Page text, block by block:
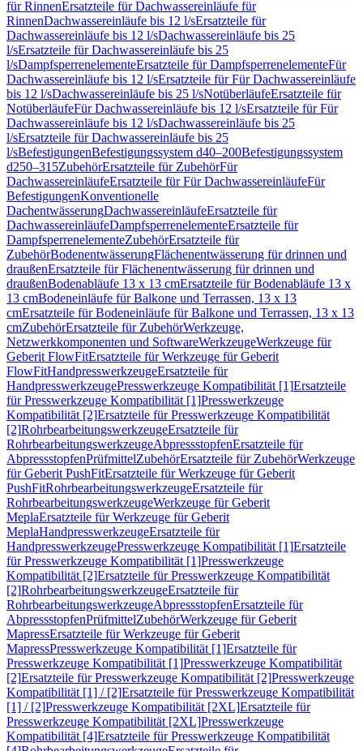
für RinnenErsatzteile für Dachwassereinläufe für
RinnenDachwassereinläufe bis 12 l/sErsatzteile für
Dachwassereinläufe bis 12 l/sDachwassereinläufe bis 25
l/sErsatzteile für Dachwassereinläufe bis 25
l/sDampfsperrenelementeErsatzteile für DampfsperrenelementeFür
Dachwassereinläufe bis 12 l/sErsatzteile für Für Dachwassereinläufe
bis 12 l/sDachwassereinläufe bis 25 l/sNotüberläufeErsatzteile für
NotüberläufeFür Dachwassereinläufe bis 12 l/sErsatzteile für Für
Dachwassereinläufe bis 12 l/sDachwassereinläufe bis 25
l/sErsatzteile für Dachwassereinläufe bis 25
l/sBefestigungenBefestigungssystem d40–200Befestigungssystem
d250–315ZubehörErsatzteile für ZubehörFür
DachwassereinläufeErsatzteile für Für DachwassereinläufeFür
BefestigungenKonventionelle
DachentwässerungDachwassereinläufeErsatzteile für
DachwassereinläufeDampfsperrenelementeErsatzteile für
DampfsperrenelementeZubehörErsatzteile für
ZubehörBodenentwässerungFlächenentwässerung für drinnen und
draußenErsatzteile für Flächenentwässerung für drinnen und
draußenBodenabläufe 13 x 13 cmErsatzteile für Bodenabläufe 13 x
13 cmBodeneinläufe für Balkone und Terrassen, 13 x 13
cmErsatzteile für Bodeneinläufe für Balkone und Terrassen, 13 x 13
cmZubehörErsatzteile für ZubehörWerkzeuge,
Netzwerkkomponenten und SoftwareWerkzeugeWerkzeuge für
Geberit FlowFitErsatzteile für Werkzeuge für Geberit
FlowFitHandpresswerkzeugeErsatzteile für
HandpresswerkzeugePresswerkzeuge Kompatibilität [1]Ersatzteile
für Presswerkzeuge Kompatibilität [1]Presswerkzeuge
Kompatibilität [2]Ersatzteile für Presswerkzeuge Kompatibilität
[2]RohrbearbeitungswerkzeugeErsatzteile für
RohrbearbeitungswerkzeugeAbpressstopfenErsatzteile für
AbpressstopfenPrüfmittelZubehörErsatzteile für ZubehörWerkzeuge
für Geberit PushFitErsatzteile für Werkzeuge für Geberit
PushFitRohrbearbeitungswerkzeugeErsatzteile für
RohrbearbeitungswerkzeugeWerkzeuge für Geberit
MeplaErsatzteile für Werkzeuge für Geberit
MeplaHandpresswerkzeugeErsatzteile für
HandpresswerkzeugePresswerkzeuge Kompatibilität [1]Ersatzteile
für Presswerkzeuge Kompatibilität [1]Presswerkzeuge
Kompatibilität [2]Ersatzteile für Presswerkzeuge Kompatibilität
[2]RohrbearbeitungswerkzeugeErsatzteile für
RohrbearbeitungswerkzeugeAbpressstopfenErsatzteile für
AbpressstopfenPrüfmittelZubehörWerkzeuge für Geberit
MapressErsatzteile für Werkzeuge für Geberit
MapressPresswerkzeuge Kompatibilität [1]Ersatzteile für
Presswerkzeuge Kompatibilität [1]Presswerkzeuge Kompatibilität
[2]Ersatzteile für Presswerkzeuge Kompatibilität [2]Presswerkzeuge
Kompatibilität [1] / [2]Ersatzteile für Presswerkzeuge Kompatibilität
[1] / [2]Presswerkzeuge Kompatibilität [2XL]Ersatzteile für
Presswerkzeuge Kompatibilität [2XL]Presswerkzeuge
Kompatibilität [4]Ersatzteile für Presswerkzeuge Kompatibilität